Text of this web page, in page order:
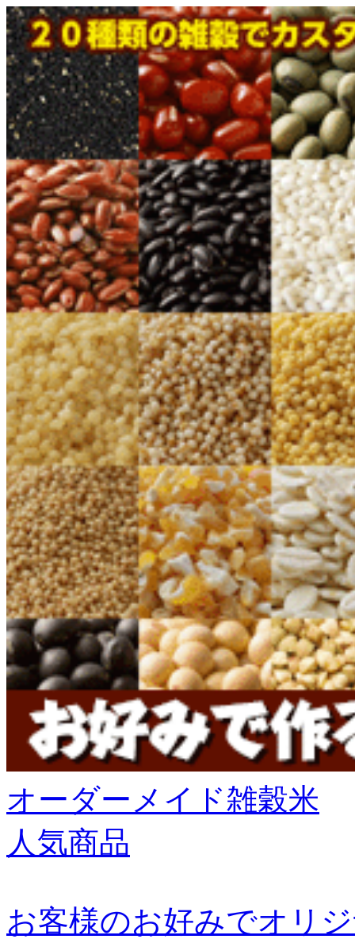
オーダーメイド雑穀米
人気商品
お客様のお好みでオリ